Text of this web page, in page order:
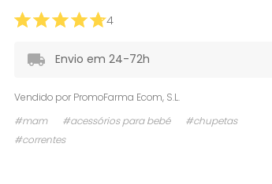
4
Envio em 24-72h
Vendido por PromoFarma Ecom, S.L.
#mam
#acessórios para bebé
#chupetas
#correntes